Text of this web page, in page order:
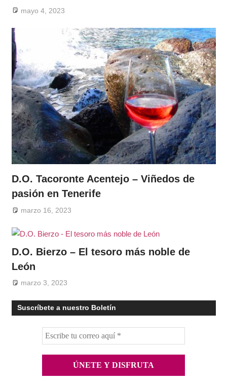
mayo 4, 2023
D.O. Tacoronte Acentejo – Viñedos de
pasión en Tenerife
marzo 16, 2023
D.O. Bierzo – El tesoro más noble de
León
marzo 3, 2023
Suscríbete a nuestro Boletín